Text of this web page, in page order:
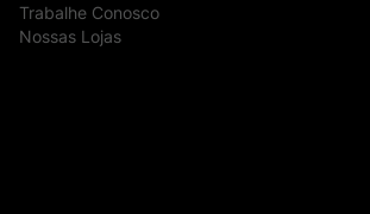
Trabalhe Conosco
Nossas Lojas